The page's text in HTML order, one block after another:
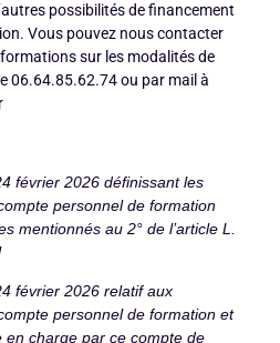
possibilités de financement
Vous pouvez nous contacter
sur les modalités de
06.64.85.62.74 ou par mail à
février 2026 définissant les
personnel de formation
mentionnés au 2° de l’article L.
février 2026 relatif aux
personnel de formation et
charge par ce compte de